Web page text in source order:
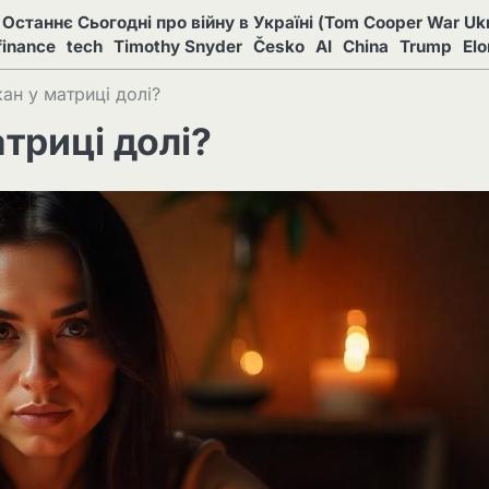
Сьогодні про війну в Україні (Tom Cooper War
tech Timothy Snyder Česko AI China Trump
у матриці долі?
долі?